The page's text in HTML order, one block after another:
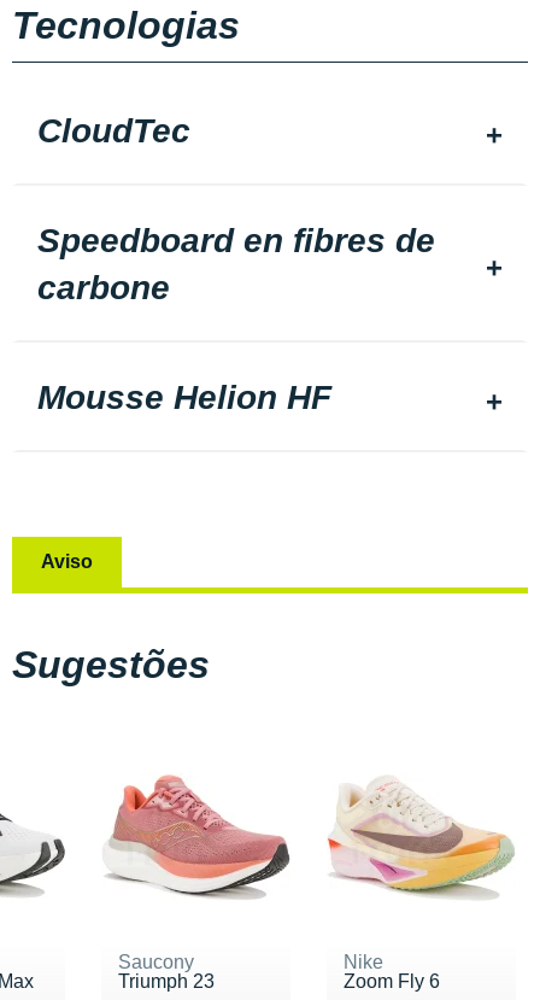
Tecnologias
CloudTec
Speedboard en fibres de
carbone
Mousse Helion HF
Aviso
Sugestões
Saucony
Triumph 23
Nike
Zoom Fly 6